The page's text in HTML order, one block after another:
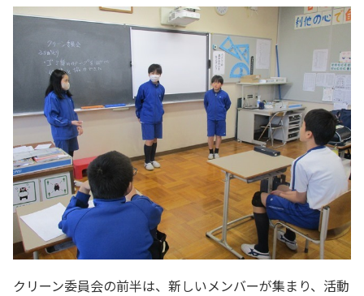
クリーン委員会の前半は、新しいメンバーが集まり、活動